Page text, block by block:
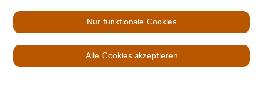
Copyright © 2026KINDER IN NOT
Datenschutz
Impressum AGB
Nur funktionale Cookies
Alle Cookies akzeptieren